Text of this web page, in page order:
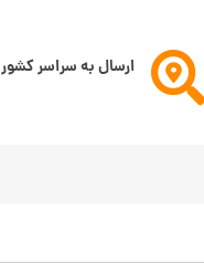
ارسال به سراسر کشور